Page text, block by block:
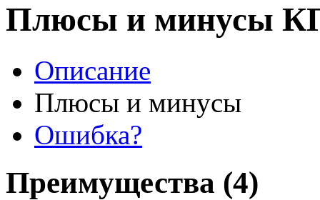
Плюсы и минусы
Описание
Плюсы и минусы
Ошибка?
Преимущества (4)